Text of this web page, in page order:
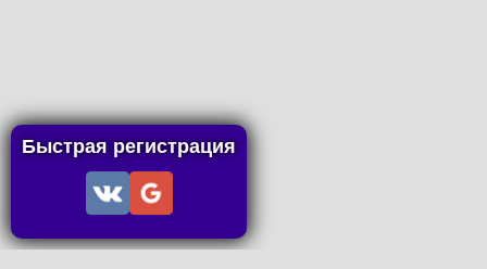
Быстрая регистрация